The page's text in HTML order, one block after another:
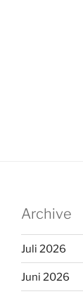
Archive
Juli 2026
Juni 2026